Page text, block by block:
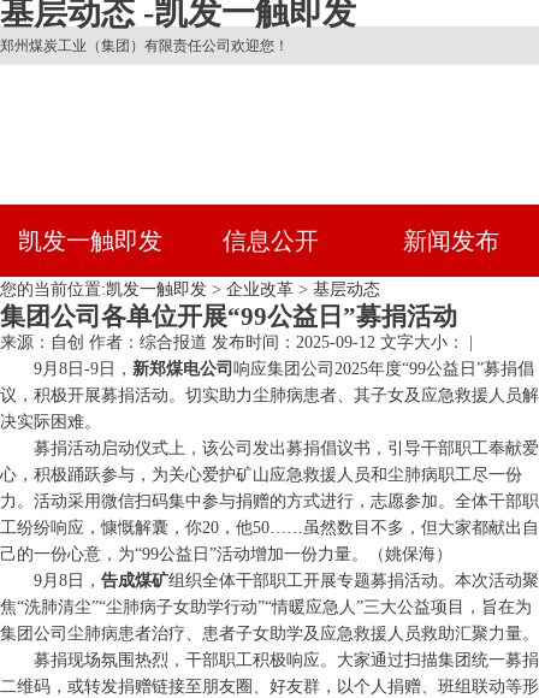
基层动态 -凯发一触即发
郑州煤炭工业（集团）有限责任公司欢迎您！
凯发一触即发 信息公开 新闻发布
您的当前位置:凯发一触即发 > 企业改革 > 基层动态
集团公司各单位开展“99公益日”募捐活动
来源：自创 作者：综合报道 发布时间：2025-09-12 文字大小： |
9月8日-9日， 新郑煤电公司 响应集团公司2025年度“99公益日”募捐倡
议，积极开展募捐活动。切实助力尘肺病患者、其子女及应急救援人员解
决实际困难。
募捐活动启动仪式上，该公司发出募捐倡议书，引导干部职工奉献爱
心，积极踊跃参与，为关心爱护矿山应急救援人员和尘肺病职工尽一份
力。活动采用微信扫码集中参与捐赠的方式进行，志愿参加。全体干部职
工纷纷响应，慷慨解囊，你20，他50……虽然数目不多，但大家都献出自
己的一份心意，为“99公益日”活动增加一份力量。（姚保海）
9月8日， 告成煤矿组织全体干部职工开展专题募捐活动。本次活动聚
焦“洗肺清尘”“尘肺病子女助学行动”“情暖应急人”三大公益项目，旨在为
集团公司尘肺病患者治疗、患者子女助学及应急救援人员救助汇聚力量。
募捐现场氛围热烈，干部职工积极响应。大家通过扫描集团统一募捐
二维码，或转发捐赠链接至朋友圈、好友群，以个人捐赠、班组联动等形